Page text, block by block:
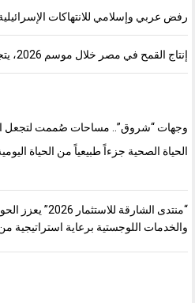
رفض عربي وإسلامي للانتهاكات
إنتاج القمح في مصر خلال موسم 2026، يتجاوز 10 ملايين طن
وجهات “شروق”.. مساحات صُممت لتجعل
الحياة الصحية جزءاً طبيعياً من الحياة
“منتدى الشارقة
والخدمات اللوجستية برعاية استراتيجية من